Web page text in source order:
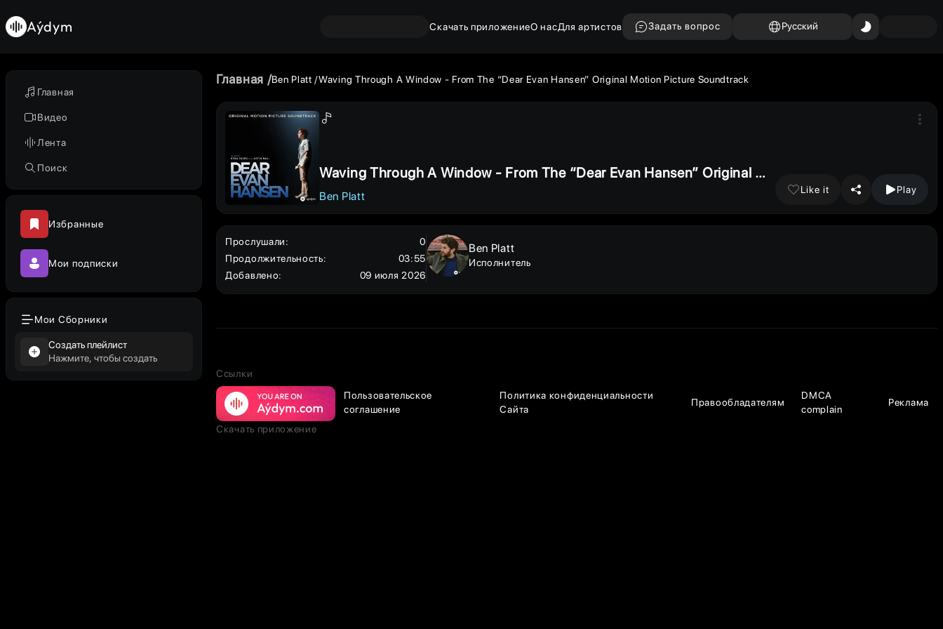
Главная
Видео
Лента
Поиск
Избранные
Мои подписки
Мои Сборники
Создать плейлист
Нажмите, чтобы создать
Aýdym Скачать приложениеО насДля артистов Задать вопрос Русский
Главная Ben Platt Waving Through A Window - From The “Dear Evan Hansen” Original Motion Picture Soundtrack
Waving Through A Window - From The “Dear Evan Hansen” Original M
otion Picture Soundtrack
Ben Platt
Like it Play
Прослушали:
0
Продолжительность:
03:55
Добавлено: 09 июля 2026
Ben Platt
Исполнитель
Ссылки
Пользовательское
соглашение
Политика конфиденциальности
Сайта
Правообладателям
DMCA
complain
Реклама
Скачать приложение